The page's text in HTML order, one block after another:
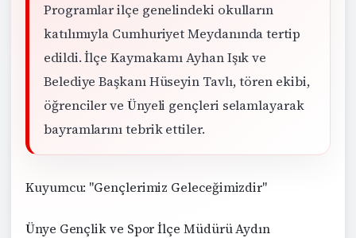
Programlar ilçe genelindeki okulların
katılımıyla Cumhuriyet Meydanında tertip
edildi. İlçe Kaymakamı Ayhan Işık ve
Belediye Başkanı Hüseyin Tavlı, tören ekibi,
öğrenciler ve Ünyeli gençleri selamlayarak
bayramlarını tebrik ettiler.
Kuyumcu: "Gençlerimiz Geleceğimizdir"
Ünye Gençlik ve Spor İlçe Müdürü Aydın